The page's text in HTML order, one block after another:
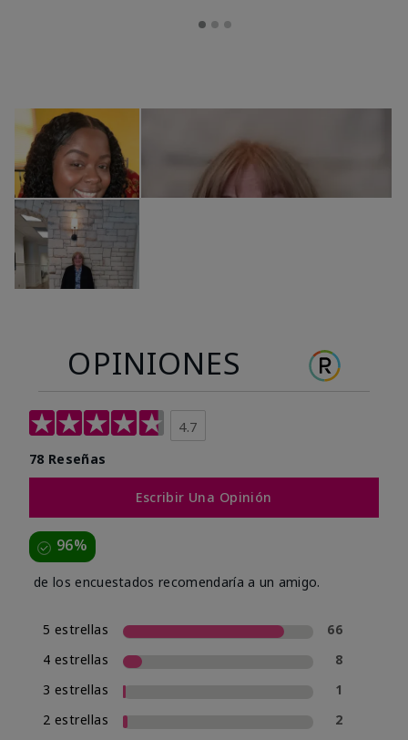
OPINIONES
4.7
78 Reseñas
Escribir Una Opinión
96%
de los encuestados recomendaría a un amigo.
5 estrellas
66
4 estrellas
8
3 estrellas
1
2 estrellas
2